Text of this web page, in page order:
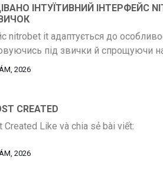
ІНТУЇТИВНИЙ ІНТЕРФЕЙС
nitrobet it адаптується до
під звички й спрощуючи
роботу з платформою
2026
CREATED
Created Like và chia sẻ bài viết:
2026